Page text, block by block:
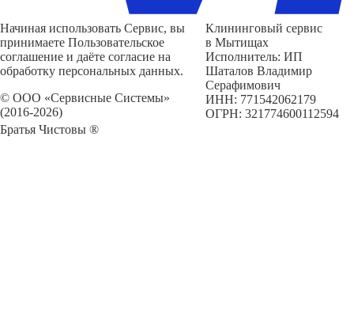
Начиная использовать Сервис, вы
принимаете Пользовательское
соглашение и даёте согласие на
обработку персональных данных.
© ООО «Сервисные Системы»
(2016-2026)
Братья Чистовы ®
Клининговый сервис
в Мытищах
Исполнитель: ИП
Шаталов Владимир
Серафимович
ИНН: 771542062179
ОГРН: 321774600112594